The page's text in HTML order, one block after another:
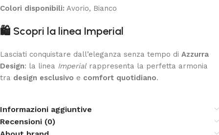
Colori disponibili: Avorio, Bianco
🛍️ Scopri la linea Imperial
Lasciati conquistare dall’eleganza senza tempo di Azzurra
Design: la linea Imperial rappresenta la perfetta armonia
tra design esclusivo e comfort quotidiano.
Informazioni aggiuntive
Recensioni (0)